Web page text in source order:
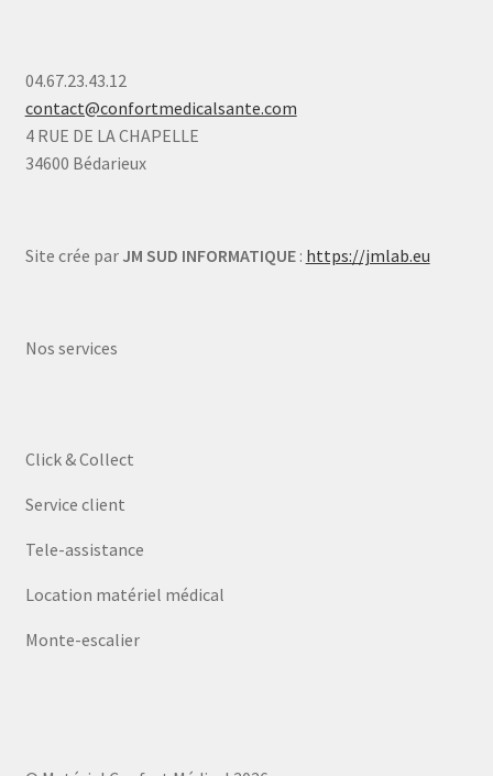
04.67.23.43.12
contact@confortmedicalsante.com
4 RUE DE LA CHAPELLE
34600 Bédarieux
Site crée par JM SUD INFORMATIQUE: https://jmlab.eu
Nos services
Click & Collect
Service client
Tele-assistance
Location matériel médical
Monte-escalier